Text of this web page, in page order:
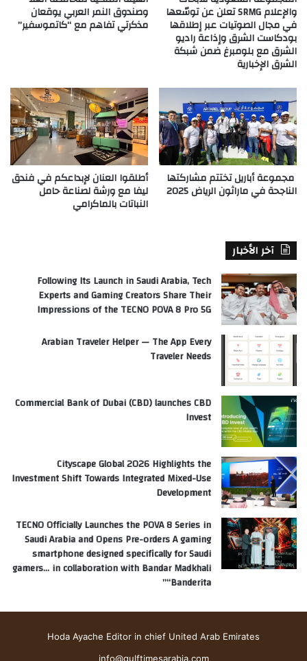
والإعلام SRMG تعلن عن توسّعها
في مجال الصوتيات عبر إطلاقها
بودكاست الشرق وإذاعة راديو
الشرق مع بلومبرغ ضمن شبكة
الشرق الإخبارية
وصندوق النمر العربي يوقعان
مذكرتي تفاهم مع “كاتموسفير”
مجموعة أباريل تختتم مشاركتها
الناجحة في ماراثون الرياض 2025
أطلقوا العنان لإبداعكم في فندق
ليفا مع ورشة لصناعة حامل
النباتات بالماكرامي
آخر الأخبار
Following Its Launch in Saudi Arabia, Tech
Experts and Gaming Creators Share Their
Impressions of the TECNO POVA 8 Pro 5G
Arabian Traveler Helper — The App Every
Traveler Needs
Commercial Bank of Dubai (CBD) launches CBD
Invest
Cityscape Global 2026 Highlights the
Investment Shift Towards Integrated Mixed-Use
Development
TECNO Officially Launches the POVA 8 Series in
Saudi Arabia and Opens Pre-orders A gaming
smartphone designed specifically for Saudi
gamers… in collaboration with Bandar Madkhali
“Banderita”
Hoda Ayache Editor in chief United Arab Emirates
info@gulftimesarabia.com